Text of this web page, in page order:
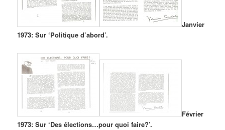
Janvier
1973: Sur ‘Politique d’abord’.
Février
1973: Sur ‘Des élections…pour quoi faire?’.